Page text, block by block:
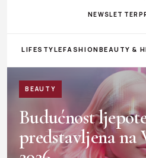
NEWSLETTER
LIFESTYLEFASHIONBEAUTY &
BEAUTY
Budućnost
predstavljena na